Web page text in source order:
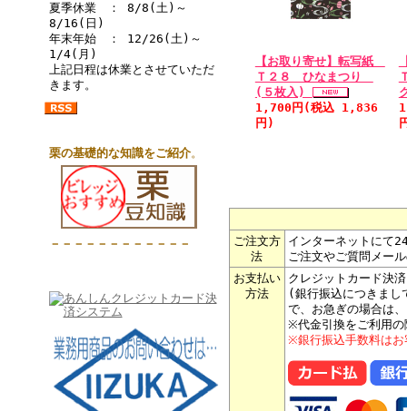
夏季休業 ： 8/8(土)～
8/16(日)
年末年始 ： 12/26(土)～
1/4(月)
上記日程は休業とさせていただ
きます。
栗の基礎的な知識をご紹介。
－－－－－－－－－－－－
【お取り寄せ】転写紙
Ｔ２８ ひなまつり
(５枚入)
1,700円(税込 1,836
円)
ご注文方
法
インターネットにて
ご注文やご質問メー
お支払い
方法
クレジットカード決
(銀行振込につきまし
で、お急ぎの場合は
※代金引換をご利用の
※銀行振込手数料はお